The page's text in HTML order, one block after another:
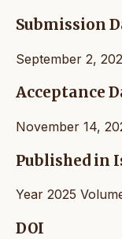
Submission
September 2,
Acceptance
November 14,
Published in
Year 2025
DOI